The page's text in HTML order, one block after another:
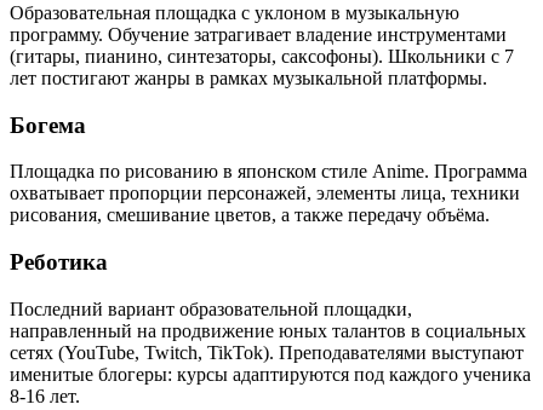
Образовательная площадка с уклоном в музыкальную
программу. Обучение затрагивает владение инструментами
(гитары, пианино, синтезаторы, саксофоны). Школьники с 7
лет постигают жанры в рамках музыкальной платформы.
Богема
Площадка по рисованию в японском стиле Anime. Программа
охватывает пропорции персонажей, элементы лица, техники
рисования, смешивание цветов, а также передачу объёма.
Реботика
Последний вариант образовательной площадки,
направленный на продвижение юных талантов в социальных
сетях (YouTube, Twitch, TikTok). Преподавателями выступают
именитые блогеры: курсы адаптируются под каждого ученика
8-16 лет.